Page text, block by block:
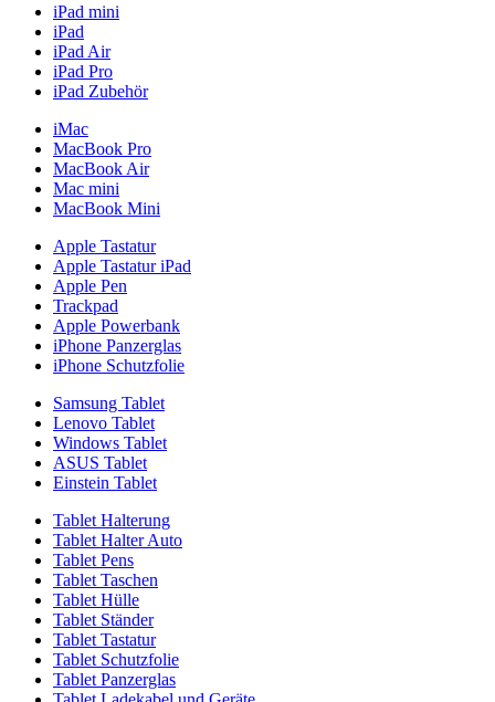
iPad mini
iPad
iPad Air
iPad Pro
iPad Zubehör
iMac
MacBook Pro
MacBook Air
Mac mini
MacBook Mini
Apple Tastatur
Apple Tastatur iPad
Apple Pen
Trackpad
Apple Powerbank
iPhone Panzerglas
iPhone Schutzfolie
Samsung Tablet
Lenovo Tablet
Windows Tablet
ASUS Tablet
Einstein Tablet
Tablet Halterung
Tablet Halter Auto
Tablet Pens
Tablet Taschen
Tablet Hülle
Tablet Ständer
Tablet Tastatur
Tablet Schutzfolie
Tablet Panzerglas